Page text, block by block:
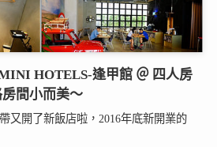
HOTELS-逢甲館 ＠ 四人房
間小而美～
又開了新飯店啦，2016年底新開業的